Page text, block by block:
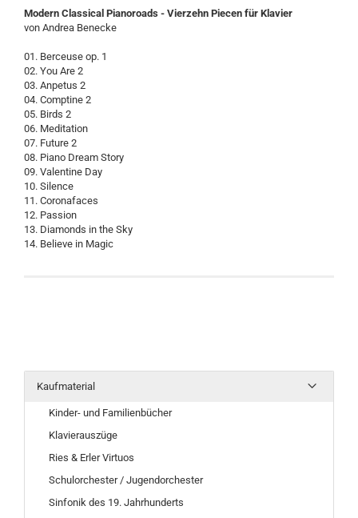
Modern Classical Pianoroads - Vierzehn Piecen für Klavier
von Andrea Benecke
01. Berceuse op. 1
02. You Are 2
03. Anpetus 2
04. Comptine 2
05. Birds 2
06. Meditation
07. Future 2
08. Piano Dream Story
09. Valentine Day
10. Silence
11. Coronafaces
12. Passion
13. Diamonds in the Sky
14. Believe in Magic
Kaufmaterial
Kinder- und Familienbücher
Klavierauszüge
Ries & Erler Virtuos
Schulorchester / Jugendorchester
Sinfonik des 19. Jahrhunderts